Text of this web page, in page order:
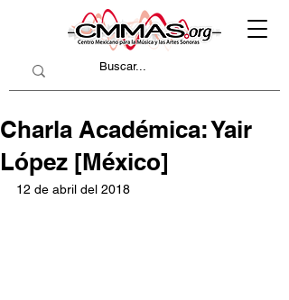
Charla Académica: Yair
López [México]
12 de abril del 2018